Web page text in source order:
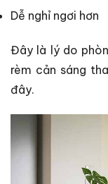
Dễ nghỉ ngơi hơn
Đây là lý do
rèm cản sáng
đây.